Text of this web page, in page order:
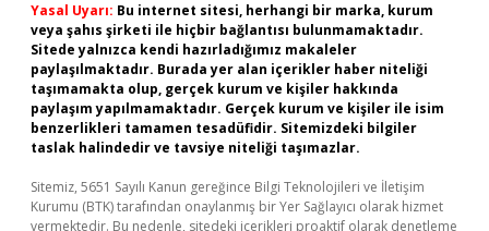
Yasal Uyarı: Bu internet sitesi, herhangi bir marka, kurum
veya şahıs şirketi ile hiçbir bağlantısı bulunmamaktadır.
Sitede yalnızca kendi hazırladığımız makaleler
paylaşılmaktadır. Burada yer alan içerikler haber niteliği
taşımamakta olup, gerçek kurum ve kişiler hakkında
paylaşım yapılmamaktadır. Gerçek kurum ve kişiler ile isim
benzerlikleri tamamen tesadüfidir. Sitemizdeki bilgiler
taslak halindedir ve tavsiye niteliği taşımazlar.
Sitemiz, 5651 Sayılı Kanun gereğince Bilgi Teknolojileri ve İletişim
Kurumu (BTK) tarafından onaylanmış bir Yer Sağlayıcı olarak hizmet
vermektedir. Bu nedenle, sitedeki içerikleri proaktif olarak denetleme